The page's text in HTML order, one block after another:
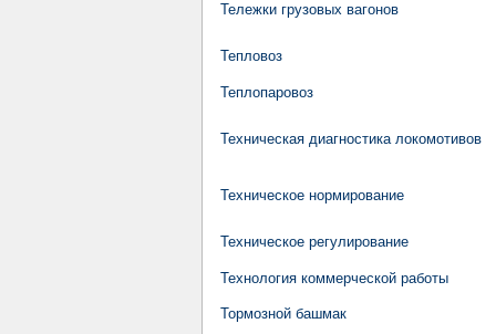
Тележки грузовых вагонов
Тепловоз
Теплопаровоз
Техническая диагностика локомотивов
Техническое нормирование
Техническое регулирование
Технология коммерческой работы
Тормозной башмак